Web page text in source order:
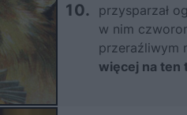
10.
przysparzał
w nim
przeraźliwym
więcej na ten